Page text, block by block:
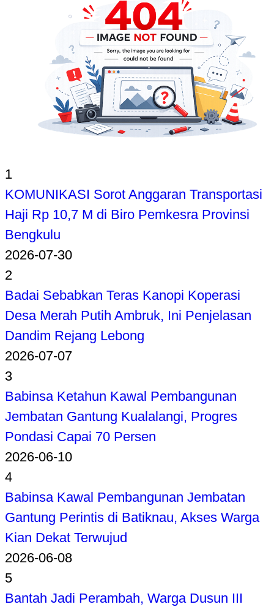
1
KOMUNIKASI Sorot Anggaran Transportasi
Haji Rp 10,7 M di Biro Pemkesra Provinsi
Bengkulu
2026-07-30
2
Badai Sebabkan Teras Kanopi Koperasi
Desa Merah Putih Ambruk, Ini Penjelasan
Dandim Rejang Lebong
2026-07-07
3
Babinsa Ketahun Kawal Pembangunan
Jembatan Gantung Kualalangi, Progres
Pondasi Capai 70 Persen
2026-06-10
4
Babinsa Kawal Pembangunan Jembatan
Gantung Perintis di Batiknau, Akses Warga
Kian Dekat Terwujud
2026-06-08
5
Bantah Jadi Perambah, Warga Dusun III